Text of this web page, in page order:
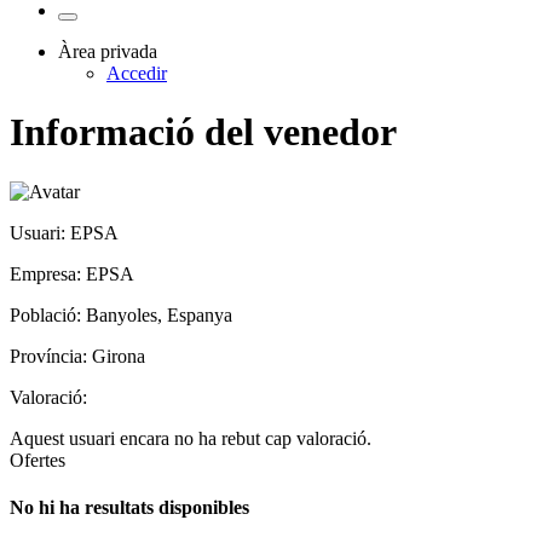
Àrea privada
Accedir
Informació del venedor
Usuari: EPSA
Empresa: EPSA
Població: Banyoles, Espanya
Província: Girona
Valoració:
Aquest usuari encara no ha rebut cap valoració.
Ofertes
No hi ha resultats disponibles